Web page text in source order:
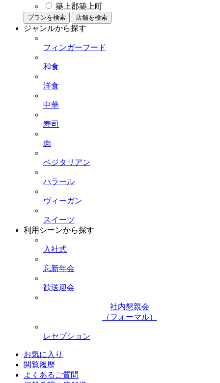
築上郡築上町
プランを検索 店舗を検索
ジャンルから探す
フィンガーフード
和食
洋食
中華
寿司
肉
ベジタリアン
ハラール
ヴィーガン
スイーツ
利用シーンから探す
入社式
忘新年会
歓送迎会
社内懇親会
（フォーマル）
レセプション
お気に入り
閲覧履歴
よくあるご質問